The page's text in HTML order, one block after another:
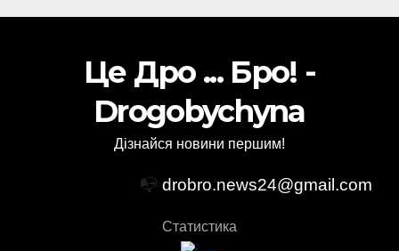
Це Дро ... Бро! -
Drogobychyna
Дізнайся новини першим!
📭 drobro.news24@gmail.com
Статистика